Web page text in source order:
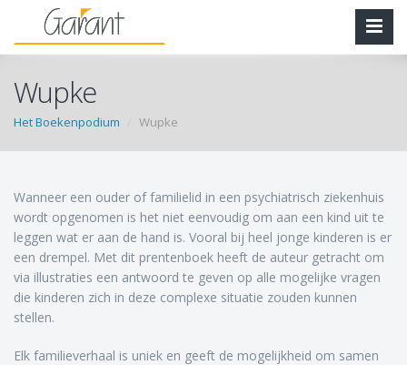
Wupke
Het Boekenpodium Wupke
Wanneer een ouder of familielid in een psychiatrisch ziekenhuis
wordt opgenomen is het niet eenvoudig om aan een kind uit te
leggen wat er aan de hand is. Vooral bij heel jonge kinderen is er
een drempel. Met dit prentenboek heeft de auteur getracht om
via illustraties een antwoord te geven op alle mogelijke vragen
die kinderen zich in deze complexe situatie zouden kunnen
stellen.
Elk familieverhaal is uniek en geeft de mogelijkheid om samen